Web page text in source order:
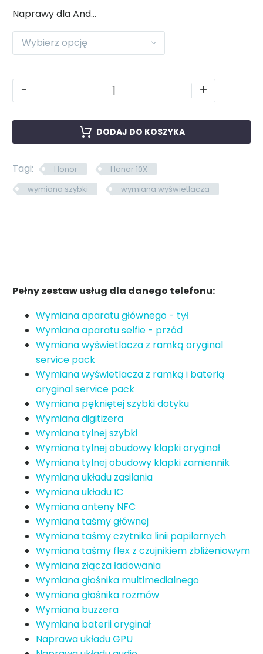
Naprawy dla Android
Wybierz opcję
- +
DODAJ DO KOSZYKA
Tagi: Honor
Honor 10X
wymiana szybki
wymiana wyświetlacza
Pełny zestaw usług dla danego telefonu:
Wymiana aparatu głównego - tył
Wymiana aparatu selfie - przód
Wymiana wyświetlacza z ramką oryginal
service pack
Wymiana wyświetlacza z ramką i baterią
oryginal service pack
Wymiana pękniętej szybki dotyku
Wymiana digitizera
Wymiana tylnej szybki
Wymiana tylnej obudowy klapki oryginał
Wymiana tylnej obudowy klapki zamiennik
Wymiana układu zasilania
Wymiana układu IC
Wymiana anteny NFC
Wymiana taśmy głównej
Wymiana taśmy czytnika linii papilarnych
Wymiana taśmy flex z czujnikiem zbliżeniowym
Wymiana złącza ładowania
Wymiana głośnika multimedialnego
Wymiana głośnika rozmów
Wymiana buzzera
Wymiana baterii oryginał
Naprawa układu GPU